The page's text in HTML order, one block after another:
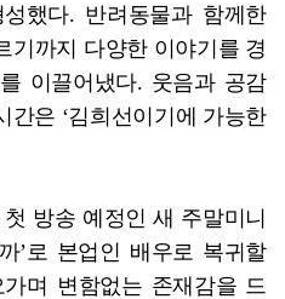
했다. 반려동물과 함께한
기까지 다양한 이야기를 경
이끌어냈다. 웃음과 공감
간은 ‘김희선이기에 가능한
방송 예정인 새 주말미니
’로 본업인 배우로 복귀할
며 변함없는 존재감을 드